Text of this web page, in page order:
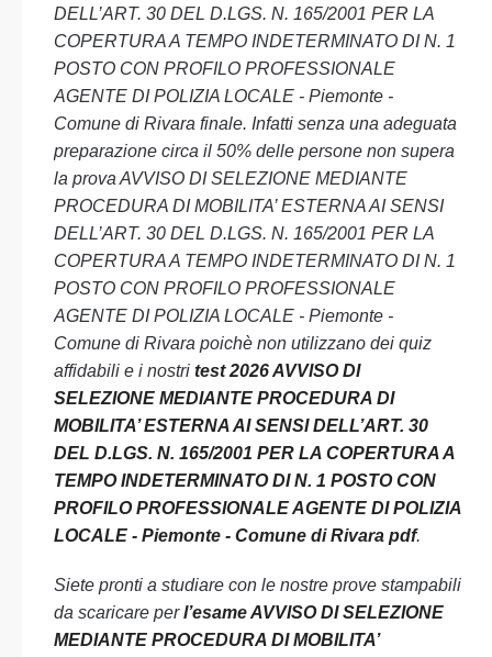
DELL’ART. 30 DEL D.LGS. N. 165/2001 PER LA
COPERTURA A TEMPO INDETERMINATO DI N. 1
POSTO CON PROFILO PROFESSIONALE
AGENTE DI POLIZIA LOCALE - Piemonte -
Comune di Rivara finale. Infatti senza una adeguata
preparazione circa il 50% delle persone non supera
la prova AVVISO DI SELEZIONE MEDIANTE
PROCEDURA DI MOBILITA’ ESTERNA AI SENSI
DELL’ART. 30 DEL D.LGS. N. 165/2001 PER LA
COPERTURA A TEMPO INDETERMINATO DI N. 1
POSTO CON PROFILO PROFESSIONALE
AGENTE DI POLIZIA LOCALE - Piemonte -
Comune di Rivara poichè non utilizzano dei quiz
affidabili e i nostri test 2026 AVVISO DI
SELEZIONE MEDIANTE PROCEDURA DI
MOBILITA’ ESTERNA AI SENSI DELL’ART. 30
DEL D.LGS. N. 165/2001 PER LA COPERTURA A
TEMPO INDETERMINATO DI N. 1 POSTO CON
PROFILO PROFESSIONALE AGENTE DI POLIZIA
LOCALE - Piemonte - Comune di Rivara pdf.
Siete pronti a studiare con le nostre prove stampabili
da scaricare perl’esame AVVISO DI SELEZIONE
MEDIANTE PROCEDURA DI MOBILITA’